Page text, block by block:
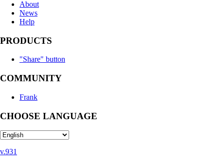
About
News
Help
PRODUCTS
"Share" button
COMMUNITY
Frank
CHOOSE LANGUAGE
v.931